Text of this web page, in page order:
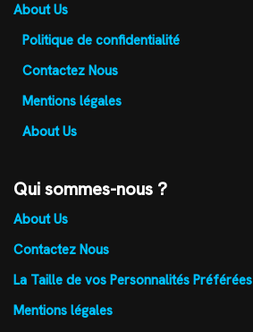
About Us
Politique de confidentialité
Contactez Nous
Mentions légales
About Us
Qui sommes-nous ?
About Us
Contactez Nous
La Taille de vos Personnalités Préférées
Mentions légales